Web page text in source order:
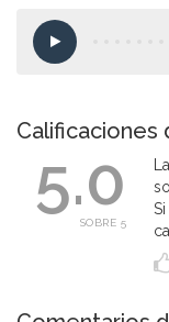
Calificaciones
5.0
SOBRE 5